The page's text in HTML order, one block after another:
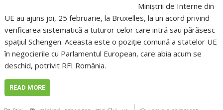
Miniştrii de Interne din
UE au ajuns joi, 25 februarie, la Bruxelles, la un acord privind
verificarea sistematică a tuturor celor care intră sau părăsesc
spaţiul Schengen. Aceasta este o poziţie comună a statelor UE
în negocierile cu Parlamentul European, care abia acum se
deschid, potrivit RFI România.
READ MORE